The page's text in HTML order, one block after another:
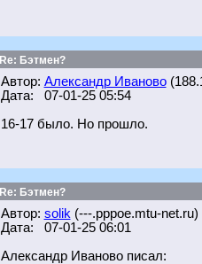
Re: Бэтмен?
Автор: Александр Иваново
Дата: 07-01-25 05:54
16-17 было. Но прошло.
Re: Бэтмен?
Автор: solik (---.pppoe.mtu-net.ru)
Дата: 07-01-25 06:01
Александр Иваново писал: